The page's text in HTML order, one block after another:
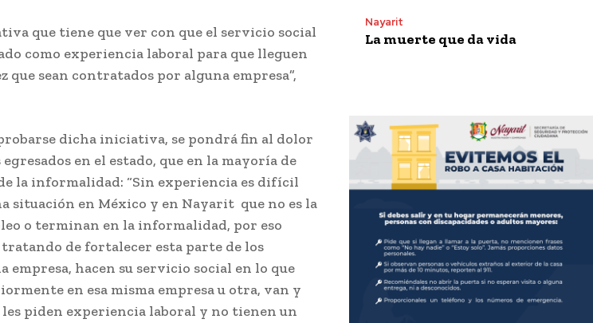
que tiene que ver con que el servicio social
como experiencia laboral para que lleguen
que sean contratados por alguna empresa”,
dicha iniciativa, se pondrá fin al dolor
en el estado, que en la mayoría de
la informalidad: “Sin experiencia es difícil
situación en México y en Nayarit que no es la
o terminan en la informalidad, por eso
de fortalecer esta parte de los
empresa, hacen su servicio social en lo que
en esa misma empresa u otra, van y
piden experiencia laboral y no tienen un
Nayarit
La muerte que da vida